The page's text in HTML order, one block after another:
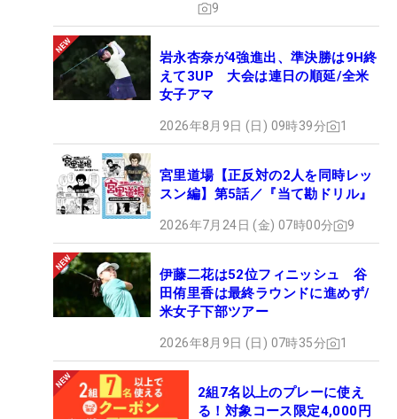
9
岩永杏奈が4強進出、準決勝は9H終
えて3UP 大会は連日の順延/全米
女子アマ
2026年8月9日 (日) 09時39分 1
宮里道場【正反対の2人を同時レッ
スン編】第5話／『当て勘ドリル』
2026年7月24日 (金) 07時00分 9
伊藤二花は52位フィニッシュ 谷
田侑里香は最終ラウンドに進めず/
米女子下部ツアー
2026年8月9日 (日) 07時35分 1
2組7名以上のプレーに使え
る！対象コース限定4,000円